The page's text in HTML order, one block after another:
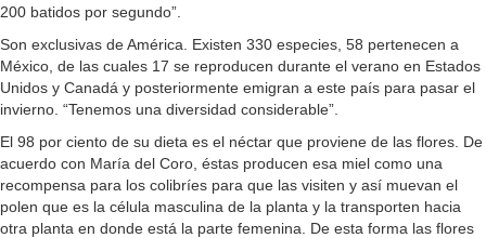
200 batidos por segundo”.
Son exclusivas de América. Existen 330 especies, 58 pertenecen a
México, de las cuales 17 se reproducen durante el verano en Estados
Unidos y Canadá y posteriormente emigran a este país para pasar el
invierno. “Tenemos una diversidad considerable”.
El 98 por ciento de su dieta es el néctar que proviene de las flores. De
acuerdo con María del Coro, éstas producen esa miel como una
recompensa para los colibríes para que las visiten y así muevan el
polen que es la célula masculina de la planta y la transporten hacia
otra planta en donde está la parte femenina. De esta forma las flores